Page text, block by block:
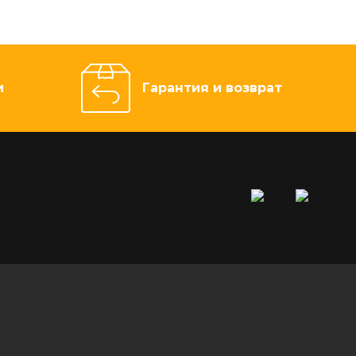
Гарантия и возврат